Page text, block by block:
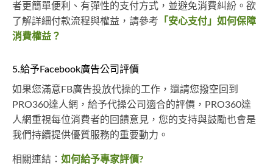
者更簡單便利、有彈性的支付方式，並避免消費糾紛。欲
了解詳細付款流程與權益，請參考 「安心支付」如何保障
消費權益？
5.給予Facebook廣告公司評價
如果您滿意FB廣告投放代操的工作，還請您撥空回到
PRO360達人網，給予代操公司適合的評價，PRO360達
人網重視每位消費者的回饋意見，您的支持與鼓勵也會是
我們持續提供優質服務的重要動力。
相關連結： 如何給予專家評價?